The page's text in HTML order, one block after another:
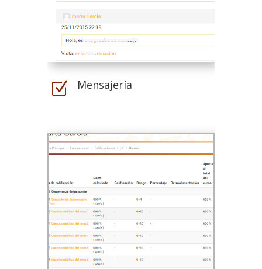
Z Mensajería